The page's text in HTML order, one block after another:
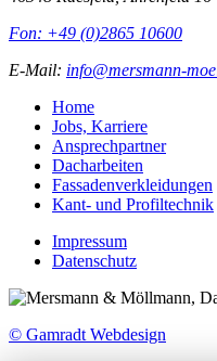
Fon: +49 (0)2865 10600
E-Mail: info@mersmann-
Home
Jobs, Karriere
Ansprechpartner
Dacharbeiten
Fassadenverkleidungen
Kant- und Profiltechnik
Impressum
Datenschutz
© Gamradt Webdesign